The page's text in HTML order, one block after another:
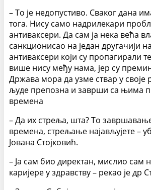
– То је недопустиво. Сваког дана
тога. Нису само надрилекари
антиваксери. Да сам ја нека већа
санкционисао на један другачији
антиваксери који су пропагирали
више нису међу нама, јер су
Држава мора да узме ствар у своје
људе препозна и заврши са њима
времена
– Да их стреља, шта? То
времена, стрељање најављујете –
Јована Стојковић.
– Ја сам био директан, мислио сам
каријере у здравству – рекао је др